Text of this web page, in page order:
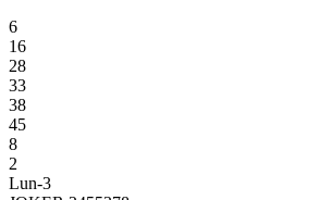
6
16
28
33
38
45
8
2
Lun-3